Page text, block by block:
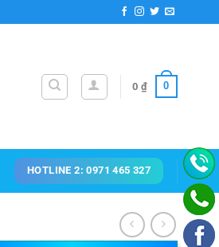
0 ₫ 0
HOTLINE 2: 0971 465 327